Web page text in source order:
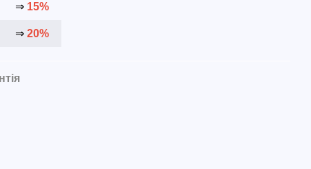
⇒ 15%
⇒ 20%